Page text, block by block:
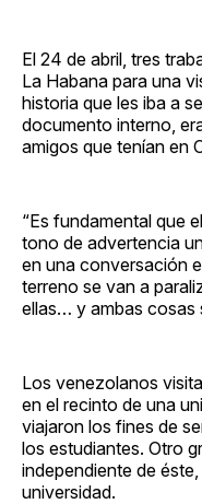
El 24 de abril, tres
La Habana para una
historia que les iba a
documento interno,
amigos que tenían en
“Es fundamental que
tono de advertencia
en una conversación
terreno se van a
ellas… y ambas cosas
Los venezolanos
en el recinto de una
viajaron los fines de
los estudiantes. Otro
independiente de
universidad.